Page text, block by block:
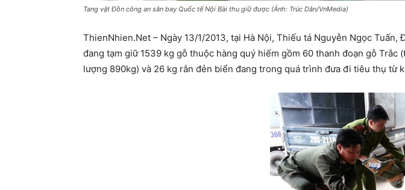
Tang vật Đồn công an sân bay Quốc tế Nội Bài thu giữ được (Ảnh: Trúc Dân/VnMedia)
ThienNhien.Net – Ngày 13/1/2013, tại Hà Nội, Thiếu tá Nguyễn Ngọc
đang tạm giữ 1539 kg gỗ thuộc hàng quý hiếm gồm 60 thanh đoạn gỗ
lượng 890kg) và 26 kg rắn đẻn biển đang trong quá trình đưa đi tiêu thụ từ